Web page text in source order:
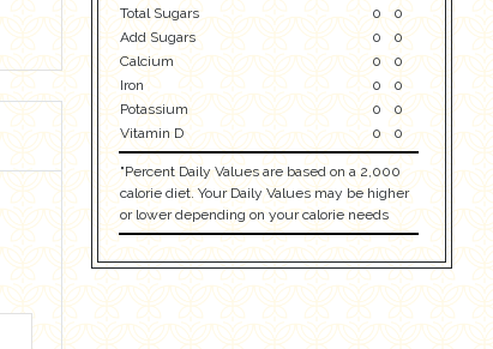
Total Sugars
0
0
Add Sugars
0
0
Calcium
0
0
Iron
0
0
Potassium
0
0
Vitamin D
0 0
"Percent Daily Values are based on a 2,000
calorie diet. Your Daily Values may be higher
or lower depending on your calorie needs